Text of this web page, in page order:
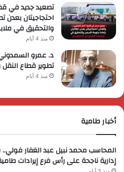
تصعيد جديد في
احتجاجيتان بعدن
والتحقيق في
منذ 4 أيام
د. عمرو
تطوير قطاع
منذ 4 أيام
أخبار طامية
المحاسب محمد نبيل عبد الغفار فولي..
إدارية ناجحة على رأس فرع إيرادات